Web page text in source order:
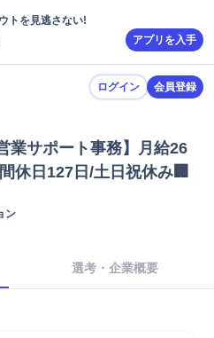
トを見逃さない!
アプリを入手
ログイン 会員登録
業サポート事務】月給26
休日127日/土日祝休み🏢
ン
選考・企業概要